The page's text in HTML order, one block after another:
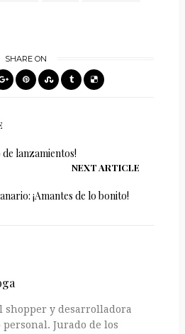
SHARE ON
de lanzamientos!
NEXT ARTICLE
¡Amantes de lo bonito!
shopper y desarrolladora
personal. Jurado de los